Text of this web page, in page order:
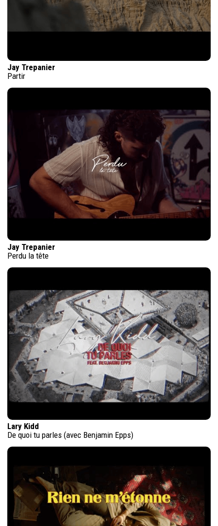
Jay Trepanier
Partir
Jay Trepanier
Perdu la tête
Lary Kidd
De quoi tu parles (avec Benjamin Epps)